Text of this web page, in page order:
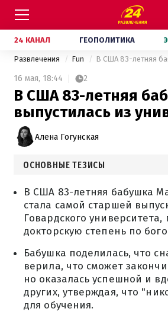
24 КАНАЛ ГЕОПОЛИТИКА
Развлечения Fun
16 мая, 18:44 2
В США 83-летняя
выпустилась из
Алена Гогунская
ОСНОВНЫЕ ТЕЗИСЫ
В США 83-летняя бабушка
стала самой старшей
Говардского университета,
докторскую степень по
Бабушка поделилась, что
верила, что сможет
но оказалась успешной и
других, утверждая, что
для обучения.